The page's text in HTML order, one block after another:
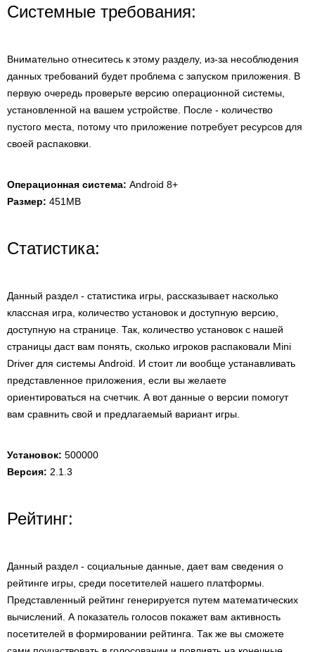
Системные требования:
Внимательно отнеситесь к этому разделу, из-за несоблюдения
данных требований будет проблема с запуском приложения. В
первую очередь проверьте версию операционной системы,
установленной на вашем устройстве. После - количество
пустого места, потому что приложение потребует ресурсов для
своей распаковки.
Операционная система: Android 8+
Размер: 451MB
Статистика:
Данный раздел - статистика игры, рассказывает насколько
классная игра, количество установок и доступную версию,
доступную на странице. Так, количество установок с нашей
страницы даст вам понять, сколько игроков распаковали Mini
Driver для системы Android. И стоит ли вообще устанавливать
представленное приложения, если вы желаете
ориентироваться на счетчик. А вот данные о версии помогут
вам сравнить свой и предлагаемый вариант игры.
Установок: 500000
Версия: 2.1.3
Рейтинг:
Данный раздел - социальные данные, дает вам сведения о
рейтинге игры, среди посетителей нашего платформы.
Представленный рейтинг генерируется путем математических
вычислений. А показатель голосов покажет вам активность
посетителей в формировании рейтинга. Так же вы сможете